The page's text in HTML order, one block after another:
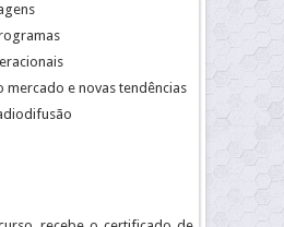
mercado e novas tendências